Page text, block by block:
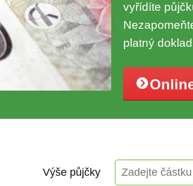
vyřídíte
platný
Výše půjčky